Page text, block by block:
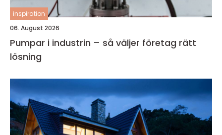
inspiration
06. August 2026
Pumpar i industrin – så väljer företag rätt
lösning